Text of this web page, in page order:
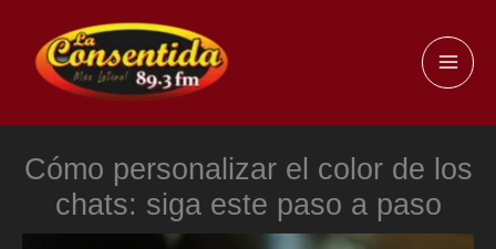
contenido
Cómo personalizar el color de los
chats: siga este paso a paso